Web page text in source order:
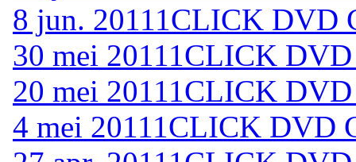
8 jun. 20111CLICK DVD
30 mei 20111CLICK DVD
20 mei 20111CLICK DVD
4 mei 20111CLICK DVD